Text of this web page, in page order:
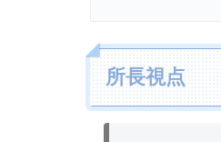
所長視点